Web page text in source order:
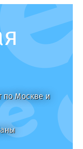
по Москве и